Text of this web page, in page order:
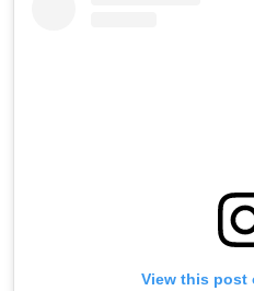
View this post